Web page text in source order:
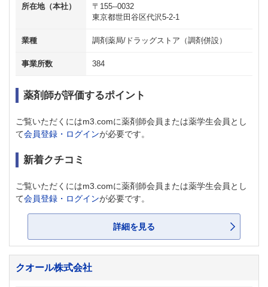
所在地（本社）
〒155--0032
東京都世田谷区代沢5-2-1
業種 調剤薬局/ドラッグストア（調剤併設）
事業所数 384
薬剤師が評価するポイント
ご覧いただくにはm3.comに薬剤師会員または薬学生会員とし
て会員登録・ログインが必要です。
新着クチコミ
ご覧いただくにはm3.comに薬剤師会員または薬学生会員とし
て会員登録・ログインが必要です。
詳細を見る
クオール株式会社